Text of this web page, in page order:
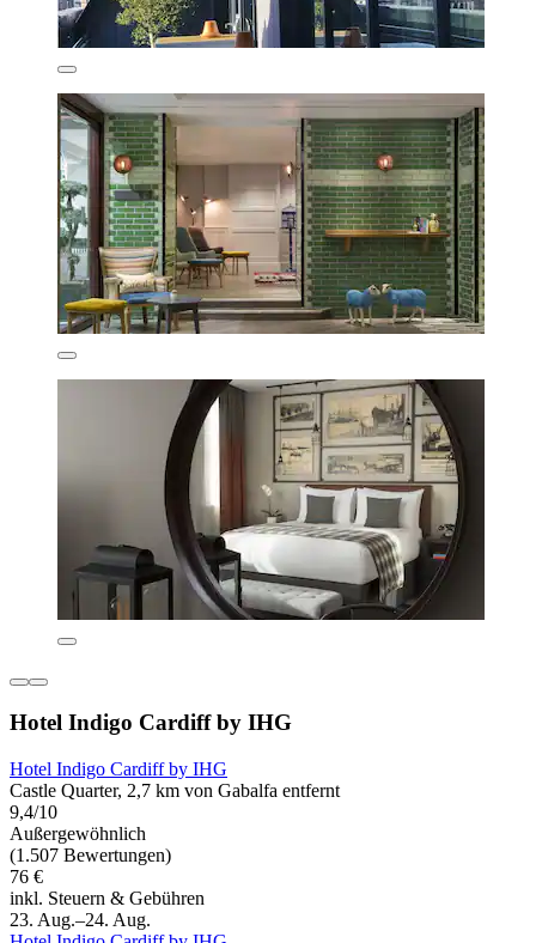
Hotel Indigo Cardiff by IHG
Hotel Indigo Cardiff by IHG
Castle Quarter, 2,7 km von Gabalfa entfernt
9,4/10
Außergewöhnlich
(1.507 Bewertungen)
76 €
inkl. Steuern & Gebühren
23. Aug.–24. Aug.